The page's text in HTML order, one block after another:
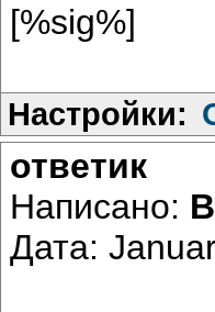
[%sig%]
Настройки:
ответик
Написано:
Дата: